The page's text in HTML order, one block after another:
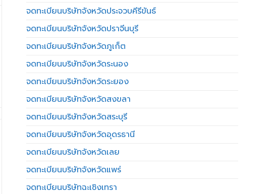
จดทะเบียนบริษัทจังหวัดประจวบคีรีขันธ์
จดทะเบียนบริษัทจังหวัดปราจีนบุรี
จดทะเบียนบริษัทจังหวัดภูเก็ต
จดทะเบียนบริษัทจังหวัดระนอง
จดทะเบียนบริษัทจังหวัดระยอง
จดทะเบียนบริษัทจังหวัดสงขลา
จดทะเบียนบริษัทจังหวัดสระบุรี
จดทะเบียนบริษัทจังหวัดอุดรธานี
จดทะเบียนบริษัทจังหวัดเลย
จดทะเบียนบริษัทจังหวัดแพร่
จดทะเบียนบริษัทฉะเชิงเทรา